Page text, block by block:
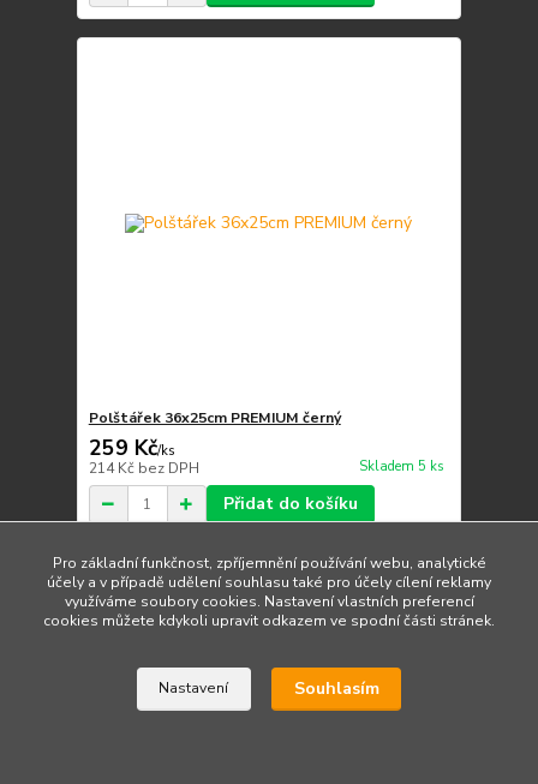
Polštářek 36x25cm PREMIUM černý
259 Kč/ks
214 Kč bez DPH Skladem 5 ks
Přidat do košíku
Načíst další produkty (30)
strana z 3další
Pro základní funkčnost, zpříjemnění používání webu, analytické
účely a v případě udělení souhlasu také pro účely cílení reklamy
využíváme soubory cookies. Nastavení vlastních preferencí
cookies můžete kdykoli upravit odkazem ve spodní části stránek.
Nastavení Souhlasím